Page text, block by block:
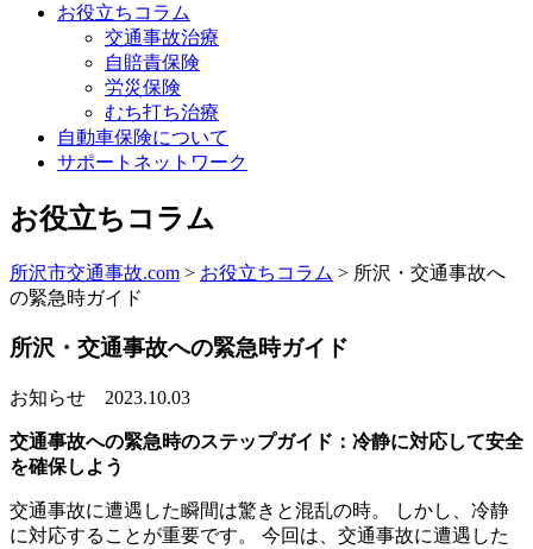
お役立ちコラム
交通事故治療
自賠責保険
労災保険
むち打ち治療
自動車保険について
サポートネットワーク
お役立ちコラム
所沢市交通事故.com > お役立ちコラム > 所沢・交通事故へ
の緊急時ガイド
所沢・交通事故への緊急時ガイド
お知らせ 2023.10.03
交通事故への緊急時のステップガイド：冷静に対応して安全
を確保しよう
交通事故に遭遇した瞬間は驚きと混乱の時。 しかし、冷静
に対応することが重要です。 今回は、交通事故に遭遇した